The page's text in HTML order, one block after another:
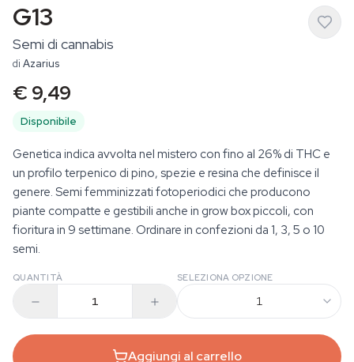
G13
Semi di cannabis
di Azarius
€ 9,49
Disponibile
Genetica indica avvolta nel mistero con fino al 26% di THC e
un profilo terpenico di pino, spezie e resina che definisce il
genere. Semi femminizzati fotoperiodici che producono
piante compatte e gestibili anche in grow box piccoli, con
fioritura in 9 settimane. Ordinare in confezioni da 1, 3, 5 o 10
semi.
QUANTITÀ SELEZIONA OPZIONE
1
Aggiungi al carrello